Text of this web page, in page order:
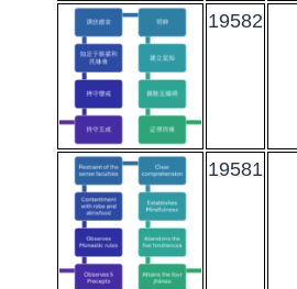
19582
19581